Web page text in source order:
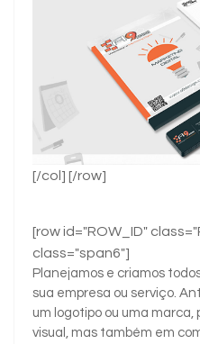
[/col] [/row]
[row id="ROW_ID"
class="span6"]
Planejamos e criamos
sua empresa ou serviço.
um logotipo ou uma
visual, mas também em